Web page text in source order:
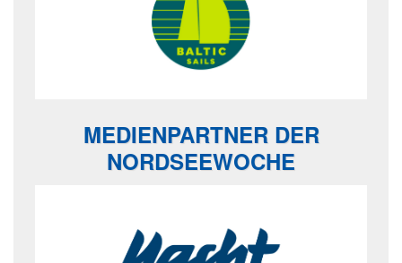
MEDIENPARTNER DER
NORDSEEWOCHE